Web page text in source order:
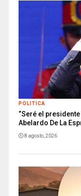
POLITICA
“Seré el
Abelardo De La
8 agosto, 2026